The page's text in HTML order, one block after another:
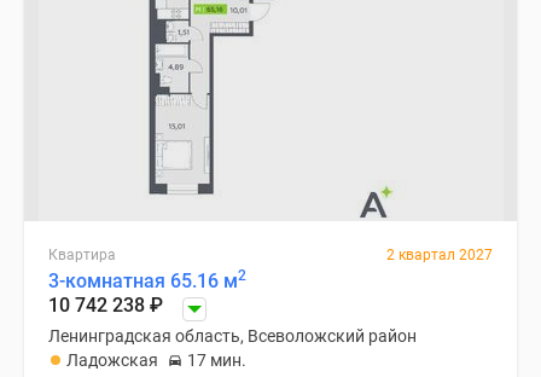
Квартира 2 квартал 2027
3-комнатная 65.16 м2
10 742 238 ₽
Ленинградская область, Всеволожский район
Ладожская
17 мин.